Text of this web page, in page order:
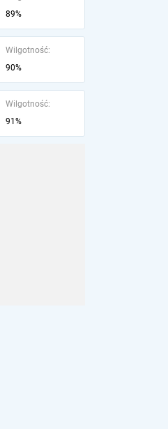
89%
Wilgotność:
90%
Wilgotność:
91%